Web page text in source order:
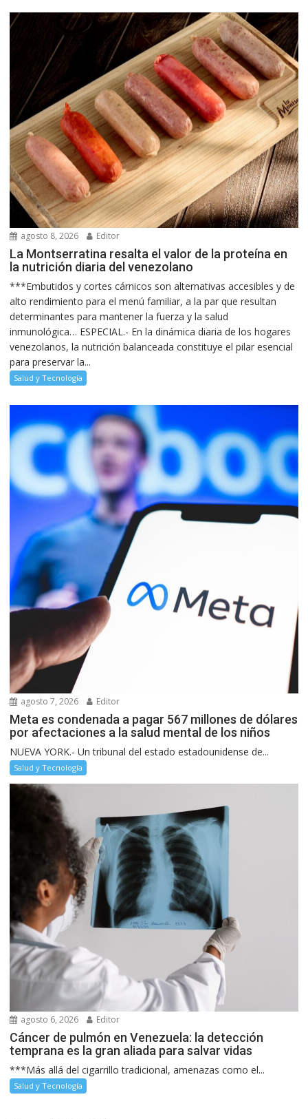
agosto 8, 2026 Editor
La Montserratina resalta el valor de la proteína en
la nutrición diaria del venezolano
***Embutidos y cortes cárnicos son alternativas accesibles y de
alto rendimiento para el menú familiar, a la par que resultan
determinantes para mantener la fuerza y la salud
inmunológica… ESPECIAL.- En la dinámica diaria de los hogares
venezolanos, la nutrición balanceada constituye el pilar esencial
para preservar la...
Salud y Tecnología
agosto 7, 2026 Editor
Meta es condenada a pagar 567 millones de dólares
por afectaciones a la salud mental de los niños
NUEVA YORK.- Un tribunal del estado estadounidense de...
Salud y Tecnología
agosto 6, 2026 Editor
Cáncer de pulmón en Venezuela: la detección
temprana es la gran aliada para salvar vidas
***Más allá del cigarrillo tradicional, amenazas como el...
Salud y Tecnología